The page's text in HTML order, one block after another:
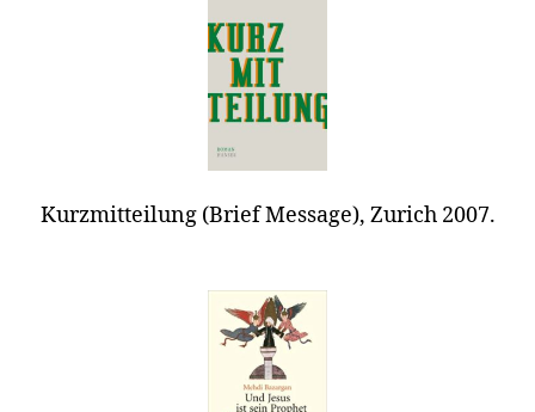
Kurzmitteilung (Brief Message), Zurich 2007.